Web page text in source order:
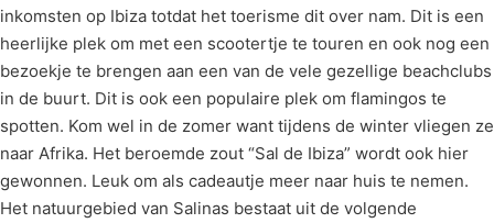
inkomsten op Ibiza totdat het toerisme dit over nam. Dit is een
heerlijke plek om met een scootertje te touren en ook nog een
bezoekje te brengen aan een van de vele gezellige beachclubs
in de buurt. Dit is ook een populaire plek om flamingos te
spotten. Kom wel in de zomer want tijdens de winter vliegen ze
naar Afrika. Het beroemde zout “Sal de Ibiza” wordt ook hier
gewonnen. Leuk om als cadeautje meer naar huis te nemen.
Het natuurgebied van Salinas bestaat uit de volgende